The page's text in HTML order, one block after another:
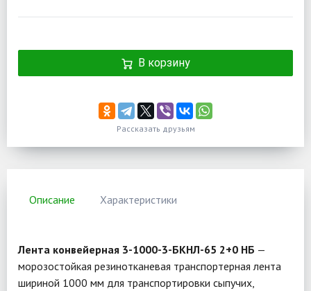
В корзину
Рассказать друзьям
Описание Характеристики
Лента конвейерная 3-1000-3-БКНЛ-65 2+0 НБ —
морозостойкая резинотканевая транспортерная лента
шириной 1000 мм для транспортировки сыпучих,